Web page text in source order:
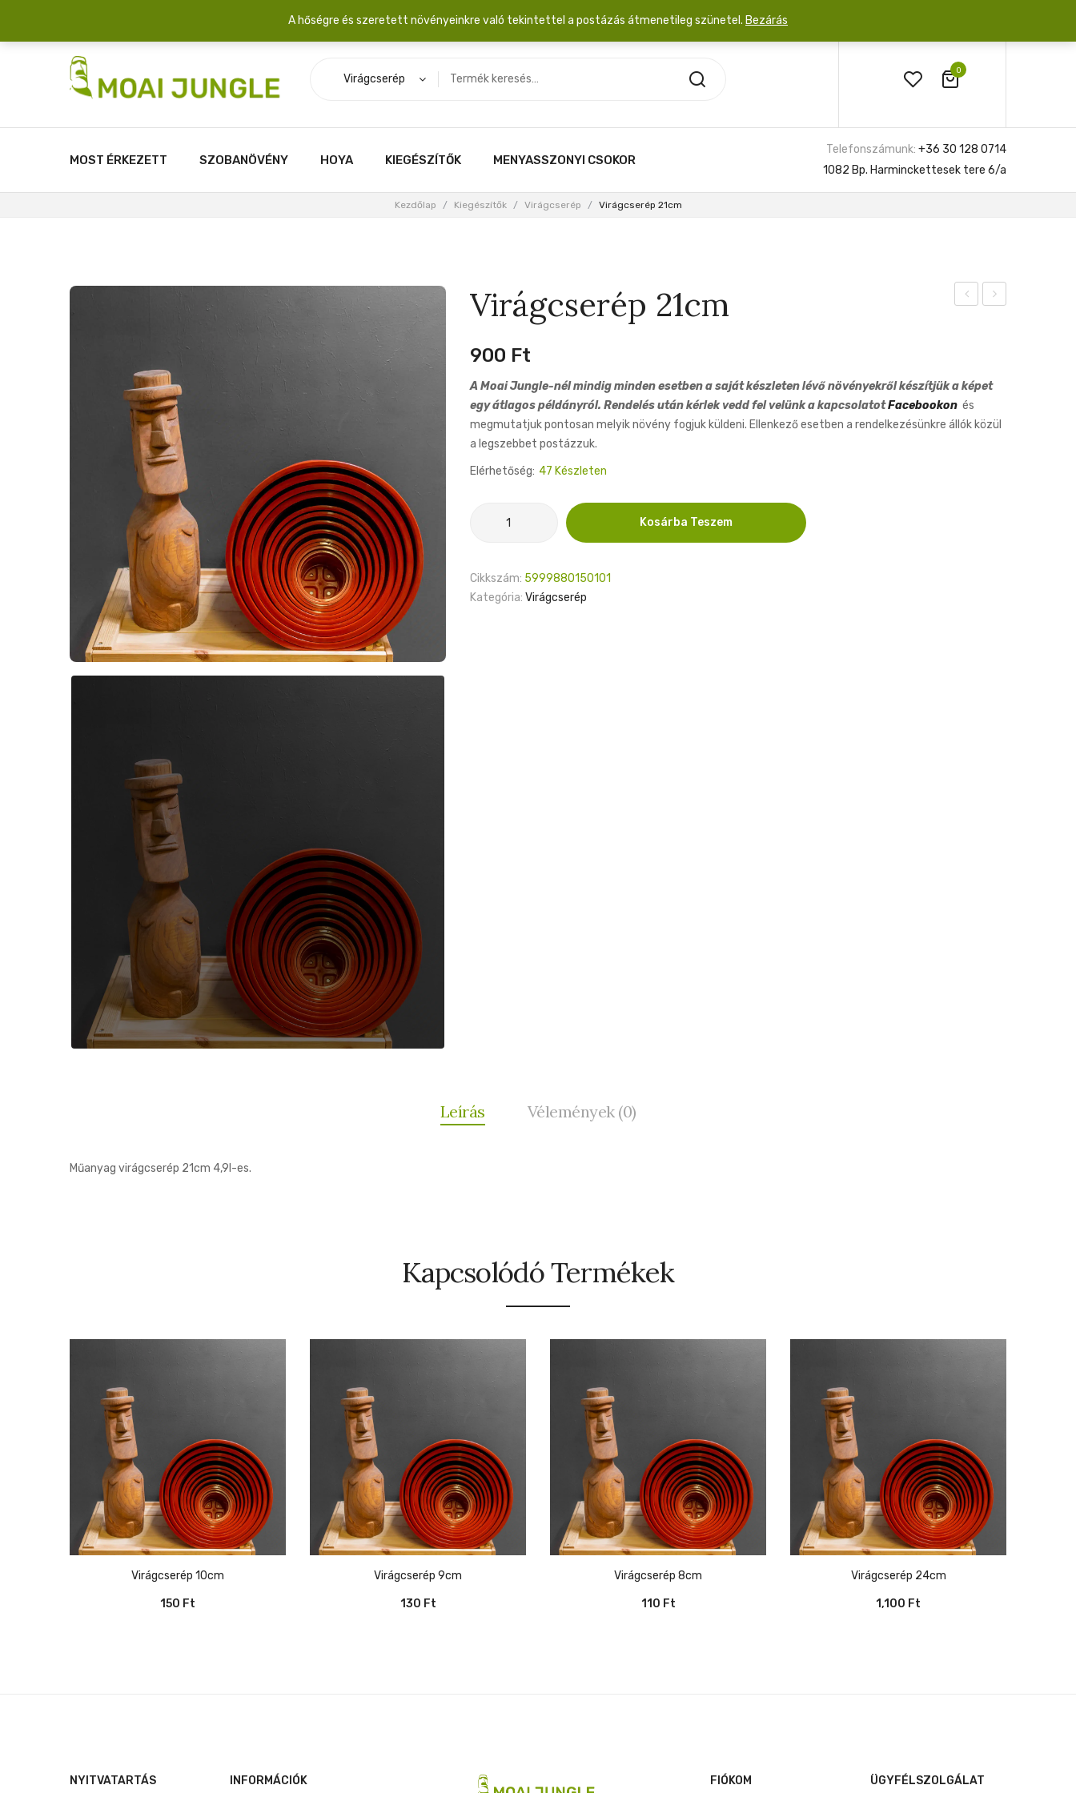
Szállítási díj: 2.200 Ft/csomag átlagosan 3-5 növény fér egy dobozba. 20.000 Ft érték felett INGYEN posta!
0
Virágcserép
MOST ÉRKEZETT SZOBANÖVÉNY HOYA KIEGÉSZÍTŐK MENYASSZONYI CSOKOR
Telefonszámunk: +36 30 128 0714
1082 Bp. Harminckettesek tere 6/a
Kezdőlap / Kiegészítők / Virágcserép / Virágcserép 21cm
Virágcserép 21cm
900 Ft
A Moai Jungle-nél mindig minden esetben a saját készleten lévő növényekről készítjük a képet
egy átlagos példányról. Rendelés után kérlek vedd fel velünk a kapcsolatotFacebookon és
megmutatjuk pontosan melyik növény fogjuk küldeni. Ellenkező esetben a rendelkezésünkre állók közül
a legszebbet postázzuk.
Elérhetőség: 47 Készleten
Kosárba Teszem
Cikkszám: 5999880150101
Kategória: Virágcserép
Leírás Vélemények (0)
Műanyag virágcserép 21cm 4,9l-es.
Kapcsolódó Termékek
Virágcserép 10cm
150 Ft
Virágcserép 9cm
130 Ft
Virágcserép 8cm
110 Ft
Virágcserép 24cm
1,100 Ft
NYITVATARTÁS INFORMÁCIÓK FIÓKOM ÜGYFÉLSZOLGÁLAT
A hőségre és szeretett növényeinkre való tekintettel a postázás átmenetileg szünetel. Bezárás